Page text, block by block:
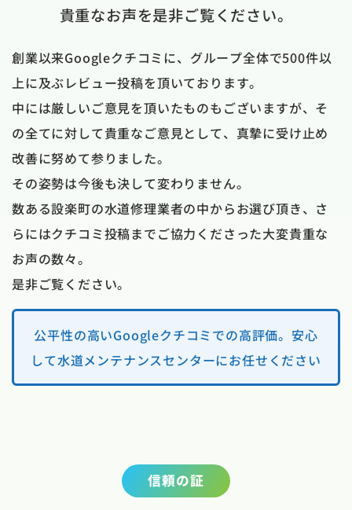
貴重なお声を是非ご覧ください。
創業以来Googleクチコミに、グループ全体で500件以
上に及ぶレビュー投稿を頂いております。
中には厳しいご意見を頂いたものもございますが、そ
の全てに対して貴重なご意見として、真摯に受け止め
改善に努めて参りました。
その姿勢は今後も決して変わりません。
数ある設楽町の水道修理業者の中からお選び頂き、さ
らにはクチコミ投稿までご協力くださった大変貴重な
お声の数々。
是非ご覧ください。
公平性の高いGoogleクチコミでの高評価。安心
して水道メンテナンスセンターにお任せください
信頼の証